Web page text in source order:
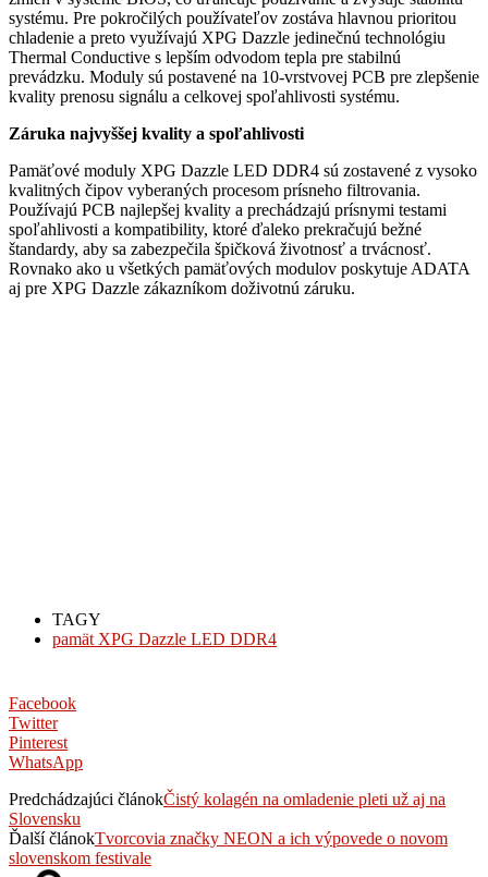
systému. Pre pokročilých používateľov zostáva hlavnou prioritou
chladenie a preto využívajú XPG Dazzle jedinečnú technológiu
Thermal Conductive s lepším odvodom tepla pre stabilnú
prevádzku. Moduly sú postavené na 10-vrstvovej PCB pre zlepšenie
kvality prenosu signálu a celkovej spoľahlivosti systému.
Záruka najvyššej kvality a spoľahlivosti
Pamäťové moduly XPG Dazzle LED DDR4 sú zostavené z vysoko
kvalitných čipov vyberaných procesom prísneho filtrovania.
Používajú PCB najlepšej kvality a prechádzajú prísnymi testami
spoľahlivosti a kompatibility, ktoré ďaleko prekračujú bežné
štandardy, aby sa zabezpečila špičková životnosť a trvácnosť.
Rovnako ako u všetkých pamäťových modulov poskytuje ADATA
aj pre XPG Dazzle zákazníkom doživotnú záruku.
TAGY
pamät XPG Dazzle LED DDR4
Facebook
Twitter
Pinterest
WhatsApp
Predchádzajúci článokČistý kolagén na omladenie pleti už aj na
Slovensku
Ďalší článokTvorcovia značky NEON a ich výpovede o novom
slovenskom festivale